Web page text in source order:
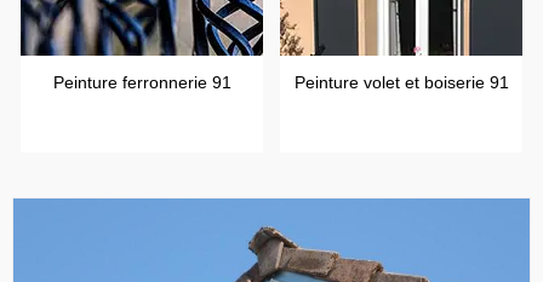
Peinture ferronnerie 91 Peinture volet et boiserie 91